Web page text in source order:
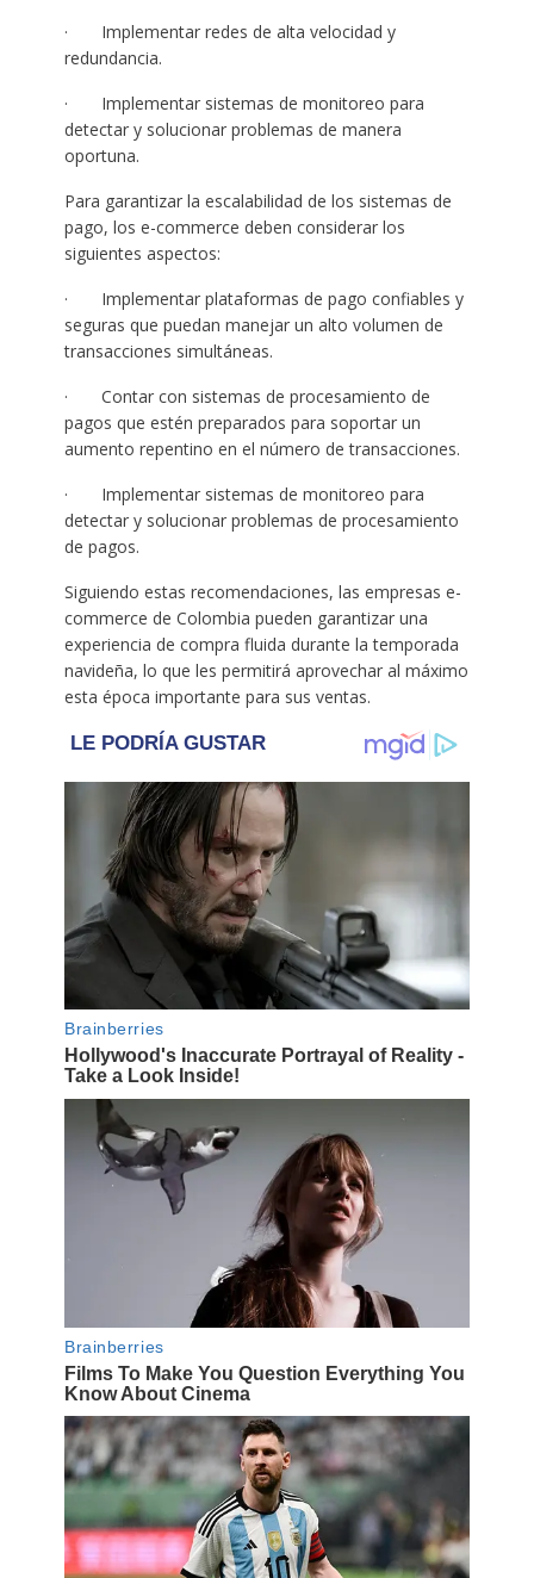
· Implementar redes de alta velocidad y
redundancia.
· Implementar sistemas de monitoreo para
detectar y solucionar problemas de manera
oportuna.
Para garantizar la escalabilidad de los sistemas de
pago, los e-commerce deben considerar los
siguientes aspectos:
· Implementar plataformas de pago confiables y
seguras que puedan manejar un alto volumen de
transacciones simultáneas.
· Contar con sistemas de procesamiento de
pagos que estén preparados para soportar un
aumento repentino en el número de transacciones.
· Implementar sistemas de monitoreo para
detectar y solucionar problemas de procesamiento
de pagos.
Siguiendo estas recomendaciones, las empresas e-
commerce de Colombia pueden garantizar una
experiencia de compra fluida durante la temporada
navideña, lo que les permitirá aprovechar al máximo
esta época importante para sus ventas.